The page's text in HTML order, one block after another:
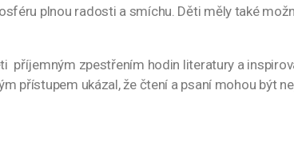
plnou radosti a smíchu. Děti měly také
příjemným zpestřením hodin literatury a
přístupem ukázal, že čtení a psaní mohou být